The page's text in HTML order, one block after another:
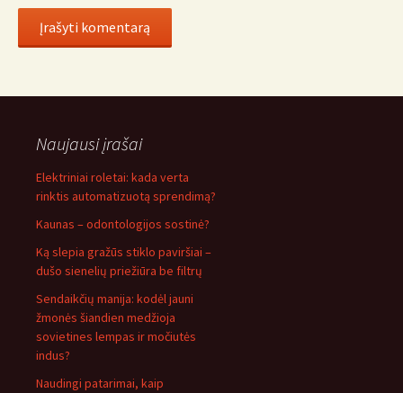
Naujausi įrašai
Elektriniai roletai: kada verta
rinktis automatizuotą sprendimą?
Kaunas – odontologijos sostinė?
Ką slepia gražūs stiklo paviršiai –
dušo sienelių priežiūra be filtrų
Sendaikčių manija: kodėl jauni
žmonės šiandien medžioja
sovietines lempas ir močiutės
indus?
Naudingi patarimai, kaip